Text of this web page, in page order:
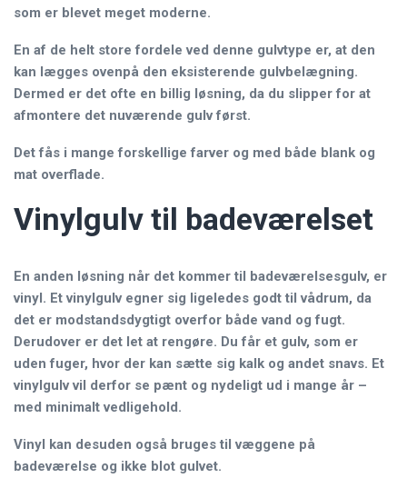
som er blevet meget moderne.
En af de helt store fordele ved denne gulvtype er, at den
kan lægges ovenpå den eksisterende gulvbelægning.
Dermed er det ofte en billig løsning, da du slipper for at
afmontere det nuværende gulv først.
Det fås i mange forskellige farver og med både blank og
mat overflade.
Vinylgulv til badeværelset
En anden løsning når det kommer til badeværelsesgulv, er
vinyl. Et vinylgulv egner sig ligeledes godt til vådrum, da
det er modstandsdygtigt overfor både vand og fugt.
Derudover er det let at rengøre. Du får et gulv, som er
uden fuger, hvor der kan sætte sig kalk og andet snavs. Et
vinylgulv vil derfor se pænt og nydeligt ud i mange år –
med minimalt vedligehold.
Vinyl kan desuden også bruges til væggene på
badeværelse og ikke blot gulvet.